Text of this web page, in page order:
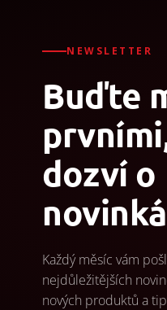
NEWSLETTER
Buďte
dozví o
Každý měsíc vám
nejdůležitějších
nových produktů a